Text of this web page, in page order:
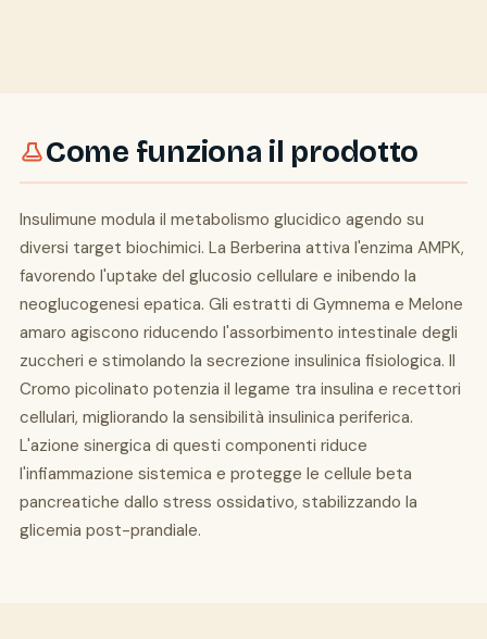
Come funziona il prodotto
Insulimune modula il metabolismo glucidico agendo su
diversi target biochimici. La Berberina attiva l'enzima AMPK,
favorendo l'uptake del glucosio cellulare e inibendo la
neoglucogenesi epatica. Gli estratti di Gymnema e Melone
amaro agiscono riducendo l'assorbimento intestinale degli
zuccheri e stimolando la secrezione insulinica fisiologica. Il
Cromo picolinato potenzia il legame tra insulina e recettori
cellulari, migliorando la sensibilità insulinica periferica.
L'azione sinergica di questi componenti riduce
l'infiammazione sistemica e protegge le cellule beta
pancreatiche dallo stress ossidativo, stabilizzando la
glicemia post-prandiale.